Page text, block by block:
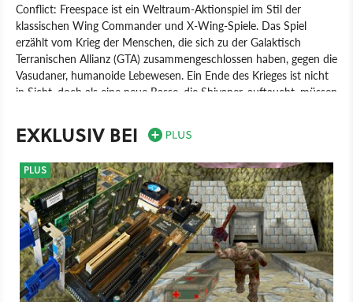
Conflict: Freespace ist ein Weltraum-Aktionspiel im Stil der
klassischen Wing Commander und X-Wing-Spiele. Das Spiel
erzählt vom Krieg der Menschen, die sich zu der Galaktisch
Terranischen Allianz (GTA) zusammengeschlossen haben, gegen die
Vasudaner, humanoide Lebewesen. Ein Ende des Krieges ist nicht
in Sicht, doch als eine neue Rasse, die Shivaner, auftaucht, müssen
stellen.
Volition Incorporated
Conflict: Freespace - The Great War
EXKLUSIV BEI
PLUS